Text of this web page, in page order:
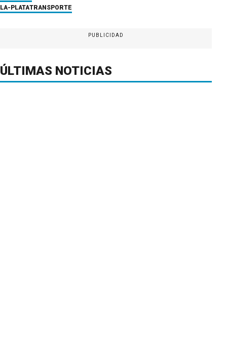
LA-PLATATRANSPORTE
PUBLICIDAD
ÚLTIMAS NOTICIAS